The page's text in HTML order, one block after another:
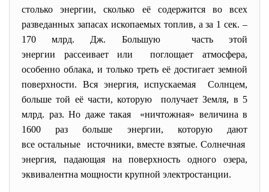
столько энергии, сколько её содержится во всех
разведанных запасах ископаемых топлив, а за 1 сек. –
170 млрд. Дж. Большую часть этой
энергии рассеивает или поглощает атмосфера,
особенно облака, и только треть её достигает земной
поверхности. Вся энергия, испускаемая Солнцем,
больше той её части, которую получает Земля, в 5
млрд. раз. Но даже такая «ничтожная» величина в
1600 раз больше энергии, которую дают
все остальные источники, вместе взятые. Солнечная
энергия, падающая на поверхность одного озера,
эквивалентна мощности крупной электростанции.